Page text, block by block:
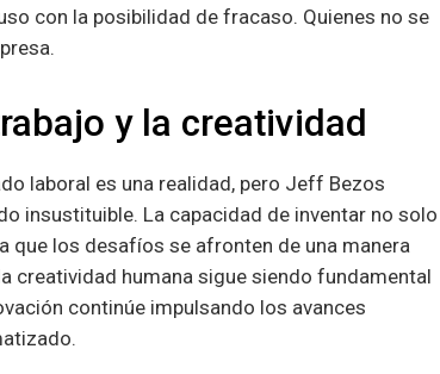
con la posibilidad de fracaso. Quienes no se
y la creatividad
laboral es una realidad, pero Jeff Bezos
insustituible. La capacidad de inventar no solo
que los desafíos se afronten de una manera
creatividad humana sigue siendo fundamental
continúe impulsando los avances